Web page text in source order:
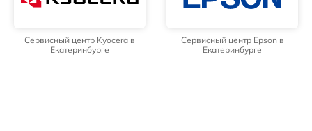
Сервисный центр Kyocera в
Екатеринбурге
Сервисный центр Epson в
Екатеринбурге